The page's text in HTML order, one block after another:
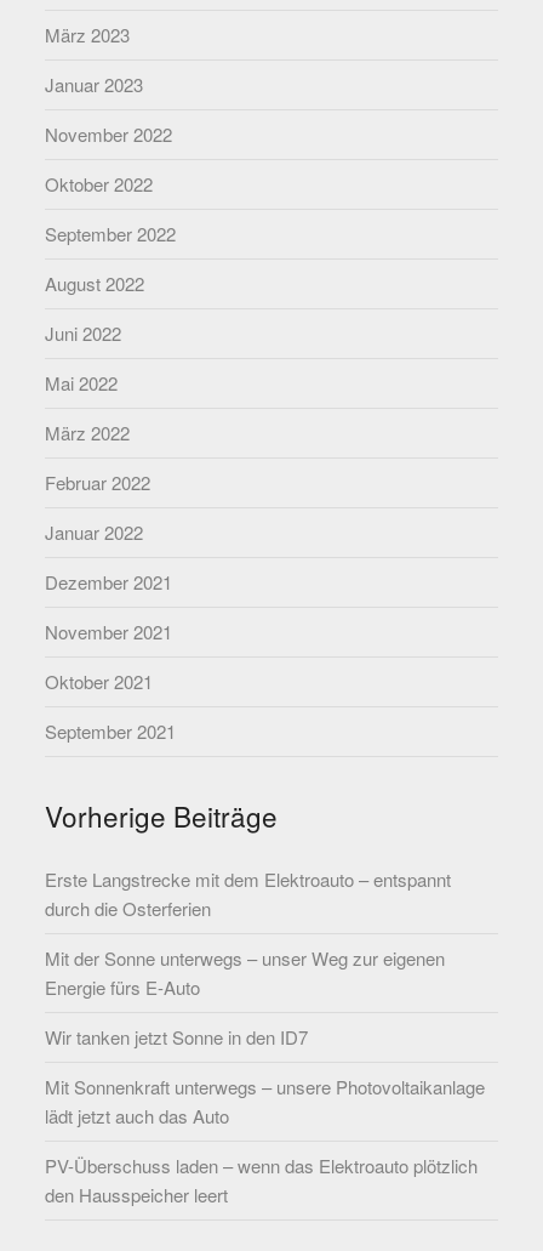
März 2023
Januar 2023
November 2022
Oktober 2022
September 2022
August 2022
Juni 2022
Mai 2022
März 2022
Februar 2022
Januar 2022
Dezember 2021
November 2021
Oktober 2021
September 2021
Vorherige Beiträge
Erste Langstrecke mit dem Elektroauto – entspannt
durch die Osterferien
Mit der Sonne unterwegs – unser Weg zur eigenen
Energie fürs E-Auto
Wir tanken jetzt Sonne in den ID7
Mit Sonnenkraft unterwegs – unsere Photovoltaikanlage
lädt jetzt auch das Auto
PV-Überschuss laden – wenn das Elektroauto plötzlich
den Hausspeicher leert